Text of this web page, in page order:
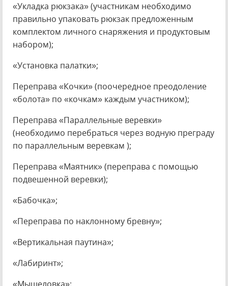
«Укладка рюкзака» (участникам необходимо
правильно упаковать рюкзак предложенным
комплектом личного снаряжения и продуктовым
набором);
«Установка палатки»;
Переправа «Кочки» (поочередное преодоление
«болота» по «кочкам» каждым участником);
Переправа «Параллельные веревки»
(необходимо перебраться через водную преграду
по параллельным веревкам );
Переправа «Маятник» (переправа с помощью
подвешенной веревки);
«Бабочка»;
«Переправа по наклонному бревну»;
«Вертикальная паутина»;
«Лабиринт»;